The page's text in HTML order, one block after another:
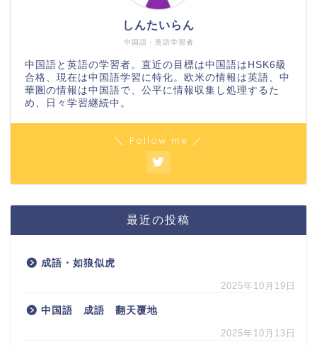
中国語・英語学習者
しんたいらん
中国語と英語の学習者。直近の目標は中国語はHSK6級
合格、現在は中国語学習に特化。欧米の情報は英語、中
華圏の情報は中国語で、公平に情報収集し処理するた
め、日々学習継続中。
＼ Follow me ／
最近の投稿
成語・如狼似虎
2025年10月19日
中国語 成語 翻天覆地
2025年10月13日